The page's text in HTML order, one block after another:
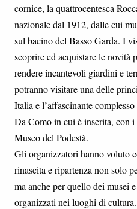
cornice, la quattrocentesca
nazionale dal 1912, dalle cui
sul bacino del Basso Garda. I
scoprire ed acquistare le novità
rendere incantevoli giardini e
potranno visitare una delle
Italia e l’affascinante
Da Como in cui è inserita, con
Museo del Podestà.
Gli organizzatori hanno voluto
rinascita e ripartenza non solo
ma anche per quello dei musei
organizzati nei luoghi di cultura.